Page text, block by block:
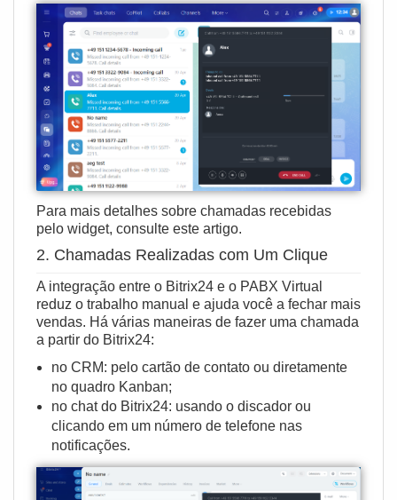
Para mais detalhes sobre chamadas recebidas
pelo widget, consulte este artigo.
2. Chamadas Realizadas com Um Clique
A integração entre o Bitrix24 e o PABX Virtual
reduz o trabalho manual e ajuda você a fechar mais
vendas. Há várias maneiras de fazer uma chamada
a partir do Bitrix24:
no CRM: pelo cartão de contato ou diretamente
no quadro Kanban;
no chat do Bitrix24: usando o discador ou
clicando em um número de telefone nas
notificações.